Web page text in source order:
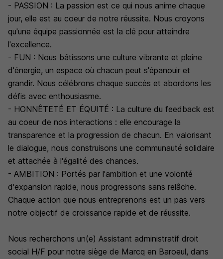
- PASSION : La passion est ce qui nous anime chaque
jour, elle est au coeur de notre réussite. Nous croyons
qu'une équipe passionnée est la clé pour atteindre
l'excellence.
- FUN : Nous bâtissons une culture vibrante et pleine
d'énergie, un espace où chacun peut s'épanouir et
grandir. Nous célébrons chaque succès et abordons les
défis avec enthousiasme.
- HONNÊTETÉ ET ÉQUITÉ : La culture du feedback est
au coeur de nos interactions : elle encourage la
transparence et la progression de chacun. En valorisant
le dialogue, nous construisons une communauté solidaire
et attachée à l'égalité des chances.
- AMBITION : Portés par l'ambition et une volonté
d'expansion rapide, nous progressons sans relâche.
Chaque action que nous entreprenons est un pas vers
notre objectif de croissance rapide et de réussite.
Nous recherchons un(e) Assistant administratif droit
social H/F pour notre siège de Marcq en Baroeul, dans